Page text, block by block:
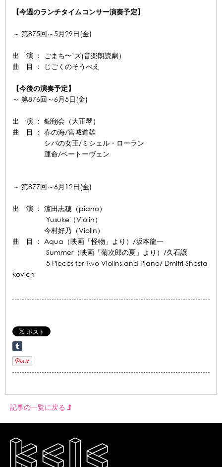
【今週のランチタイムコンサー演奏予定】
～ 第875回～5月29日(金)
出 演 ： ごまち〜’ズ(音楽朗読劇）
曲 目 ： じごくのそうべえ
【今後の演奏予定】
～ 第876回～6月5日(金)
出 演 ： 錦翔会（大正琴）
曲 目 ： 春の海/宮城道雄
シバの女王/ミシェル・ローラン
運命/ベートーヴェン
～ 第877回～6月12日(金)
出 演 ： 濵田志穂（piano）
Yusuke（Violin）
今村好乃（Violin）
曲 目 ： Aqua（映画「怪物」より）/坂本龍一
Summer（映画「菊次郎の夏」より）/久石譲
5 Pieces for Two Violins and Piano/ Dmitri Shosta
kovich
記事の一覧に戻る